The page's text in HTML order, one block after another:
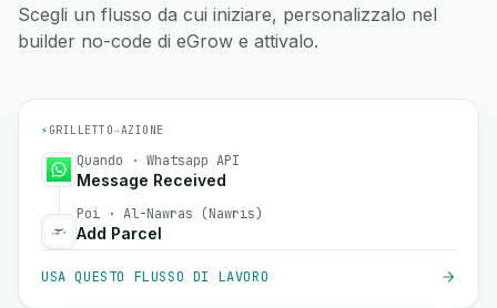
Scegli un flusso da cui iniziare, personalizzalo nel
builder no-code di eGrow e attivalo.
⚡ GRILLETTO→AZIONE
Quando · Whatsapp API
Message Received
Poi · Al-Nawras (Nawris)
Add Parcel
USA QUESTO FLUSSO DI LAVORO